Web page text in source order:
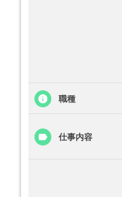
職種
仕事内容